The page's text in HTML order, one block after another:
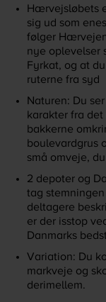
Hærvejsløbets
sig ud som
følger
nye oplevelser
Fyrkat, og at
ruterne fra syd
Naturen: Du
karakter fra
bakkerne
boulevardgrus
små omveje,
2 depoter og
tag
deltagere
er der isstop
Danmarks
Variation: Du
markveje og
derimellem.